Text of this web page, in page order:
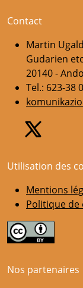
Contact
Martin
Gudarien
20140 -
Tel.: 623-38
Utilisation des
Mentions
Politique
Nos partenaires